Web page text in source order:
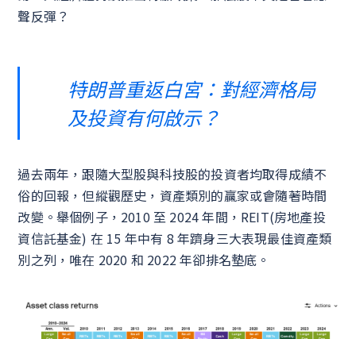
聲反彈？
特朗普重返白宮：對經濟格局
及投資有何啟示？
過去兩年，跟隨大型股與科技股的投資者均取得成績不
俗的回報，但縱觀歷史，資產類別的贏家或會隨著時間
改變。舉個例子，2010 至 2024 年間，REIT(房地產投
資信託基金) 在 15 年中有 8 年躋身三大表現最佳資產類
別之列，唯在 2020 和 2022 年卻排名墊底。